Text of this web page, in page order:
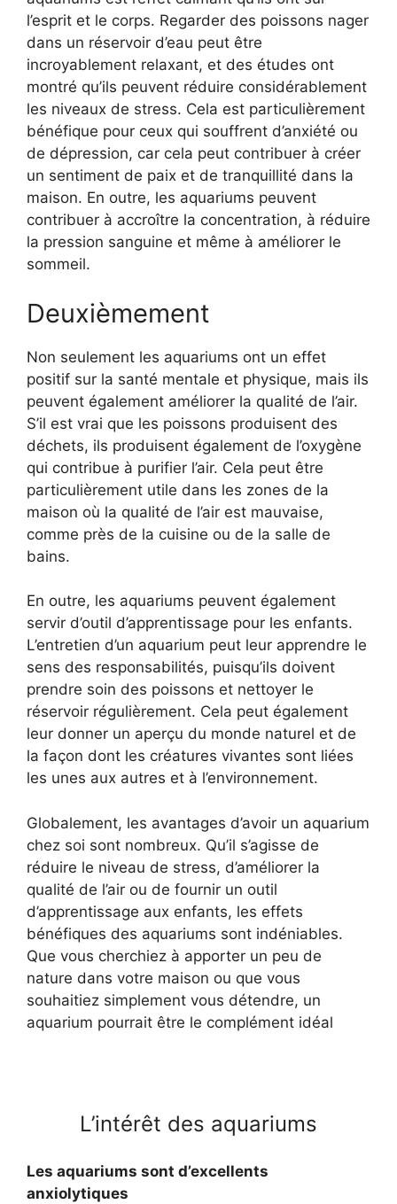
l’esprit et le corps. Regarder des poissons nager
dans un réservoir d’eau peut être
incroyablement relaxant, et des études ont
montré qu’ils peuvent réduire considérablement
les niveaux de stress. Cela est particulièrement
bénéfique pour ceux qui souffrent d’anxiété ou
de dépression, car cela peut contribuer à créer
un sentiment de paix et de tranquillité dans la
maison. En outre, les aquariums peuvent
contribuer à accroître la concentration, à réduire
la pression sanguine et même à améliorer le
sommeil.
Deuxièmement
Non seulement les aquariums ont un effet
positif sur la santé mentale et physique, mais ils
peuvent également améliorer la qualité de l’air.
S’il est vrai que les poissons produisent des
déchets, ils produisent également de l’oxygène
qui contribue à purifier l’air. Cela peut être
particulièrement utile dans les zones de la
maison où la qualité de l’air est mauvaise,
comme près de la cuisine ou de la salle de
bains.
En outre, les aquariums peuvent également
servir d’outil d’apprentissage pour les enfants.
L’entretien d’un aquarium peut leur apprendre le
sens des responsabilités, puisqu’ils doivent
prendre soin des poissons et nettoyer le
réservoir régulièrement. Cela peut également
leur donner un aperçu du monde naturel et de
la façon dont les créatures vivantes sont liées
les unes aux autres et à l’environnement.
Globalement, les avantages d’avoir un aquarium
chez soi sont nombreux. Qu’il s’agisse de
réduire le niveau de stress, d’améliorer la
qualité de l’air ou de fournir un outil
d’apprentissage aux enfants, les effets
bénéfiques des aquariums sont indéniables.
Que vous cherchiez à apporter un peu de
nature dans votre maison ou que vous
souhaitiez simplement vous détendre, un
aquarium pourrait être le complément idéal
L’intérêt des aquariums
Les aquariums sont d’excellents
anxiolytiques